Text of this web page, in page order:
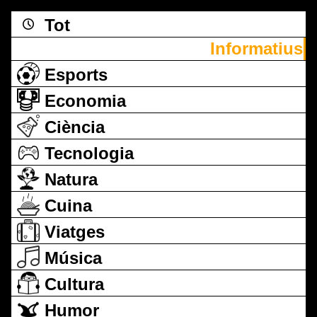
Tot
Informatius
Esports
Economia
Ciència
Tecnologia
Natura
Cuina
Viatges
Música
Cultura
Humor